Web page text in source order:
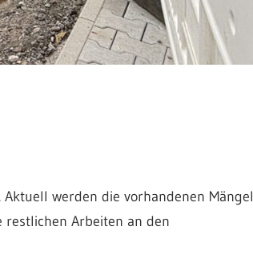
werden die vorhandenen Mängel
restlichen Arbeiten an den